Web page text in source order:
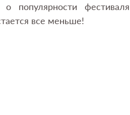
популярности фестиваля
все меньше!